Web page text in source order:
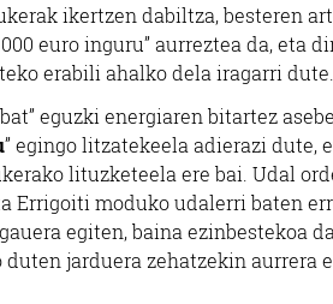
ikertzen dabiltza, besteren
euro inguru” aurreztea da, eta
erabili ahalko dela iragarri dute.
eguzki energiaren bitartez
” egingo litzatekeela adierazi dute,
lituzketeela ere bai. Udal
Errigoiti moduko udalerri baten
egiten, baina ezinbestekoa
jarduera zehatzekin aurrera